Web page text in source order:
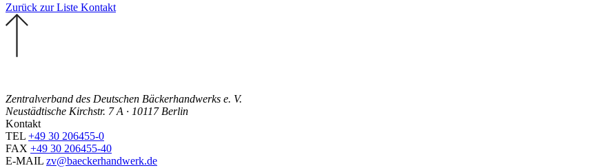
Zurück zur Liste Kontakt
Zentralverband des Deutschen Bäckerhandwerks e. V.
Neustädtische Kirchstr. 7 A · 10117 Berlin
Kontakt
TEL +49 30 206455-0
FAX +49 30 206455-40
E-MAIL zv@baeckerhandwerk.de